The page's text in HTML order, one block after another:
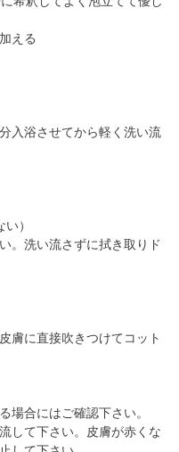
える
入浴させてから軽く洗い流
）
。洗い流さずに拭き取りド
膚に直接吹きつけてコット
場合にはご確認下さい。
して下さい。皮膚が赤くな